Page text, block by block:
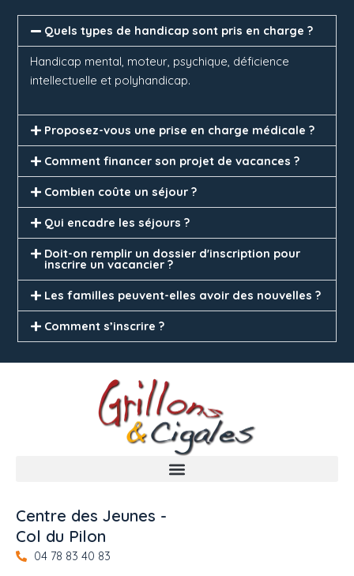
Quels types de handicap sont pris en charge ?
Handicap mental, moteur, psychique, déficience
intellectuelle et polyhandicap.
Proposez-vous une prise en charge médicale ?
Comment financer son projet de vacances ?
Combien coûte un séjour ?
Qui encadre les séjours ?
Doit-on remplir un dossier d'inscription pour
inscrire un vacancier ?
Les familles peuvent-elles avoir des nouvelles ?
Comment s’inscrire ?
Centre des Jeunes -
Col du Pilon
04 78 83 40 83